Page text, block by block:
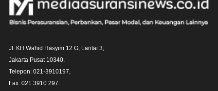
Jl. KH Wahid Hasyim 12 G, Lantai 3,
Jakarta Pusat 10340.
Telepon: 021-3910197,
Fax: 021 3910 297.